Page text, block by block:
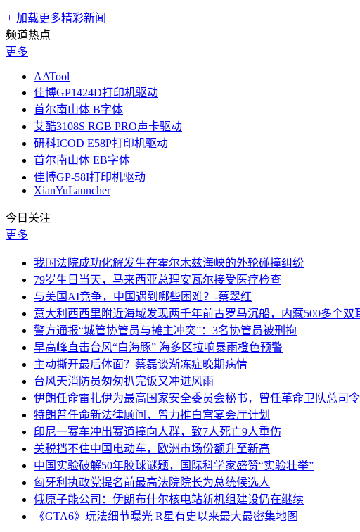
+ 加载更多精彩新闻
频道热点
更多
AATool
佳博GP1424D打印机驱动
首尔南山体 B字体
艾酷3108S RGB PRO声卡驱动
研科ICOD E58P打印机驱动
首尔南山体 EB字体
佳博GP-58I打印机驱动
XianYuLauncher
今日关注
更多
我国法院成功化解发生在霍尔木兹海峡的外轮碰撞纠纷
79岁生日当天，马来西亚总理安瓦尔接受医疗检查
与美国AI竞争，中国遇到哪些困难？-蔡翠红
意大利西西里附近海域发现两千年前古罗马沉船，内藏500多个双
警方通报“城管协管员与摊主冲突”：3名协管员被刑拘
早高峰直击台风“白海豚” 海多区拉响暴雨橙色预警
主动撕开最后体面？蔡磊谈渐冻症晚期病情
台风天消防员匆匆扒完饭又冲进风雨
伊朗任命雷扎伊为最高国家安全委员会秘书，曾任革命卫队总司令
特朗普任命新法律顾问，曾力推白宫宴会厅计划
印尼一赛车冲出赛道撞向人群，致7人死亡9人重伤
关税挡不住中国电动车，欧洲市场份额升至新高
中国实验破解50年胶球谜题，国际科学家盛赞“实验壮举”
匈牙利执政党提名前最高法院院长为总统候选人
俄原子能公司：伊朗布什尔核电站新机组建设仍在继续
《GTA6》玩法细节曝光 R星有史以来最大最密集地图